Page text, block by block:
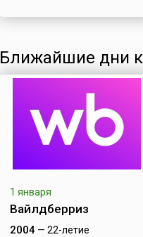
Ближайшие дни
1 января
Вайлдберриз
2004— 22-летие